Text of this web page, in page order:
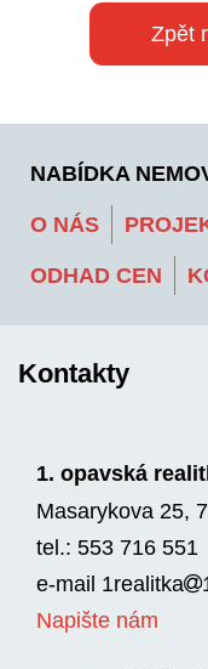
Zpět
NABÍDKA
O NÁS
ODHAD CEN
Kontakty
1. opavská
Masarykova 25,
tel.: 553 716 551
e-mail 1realitka
Napište nám